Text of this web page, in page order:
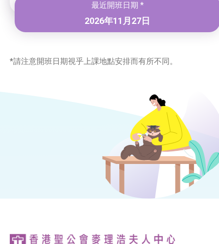
最近開班日期 *
2026年11月27日
*請注意開班日期視乎上課地點安排而有所不同。